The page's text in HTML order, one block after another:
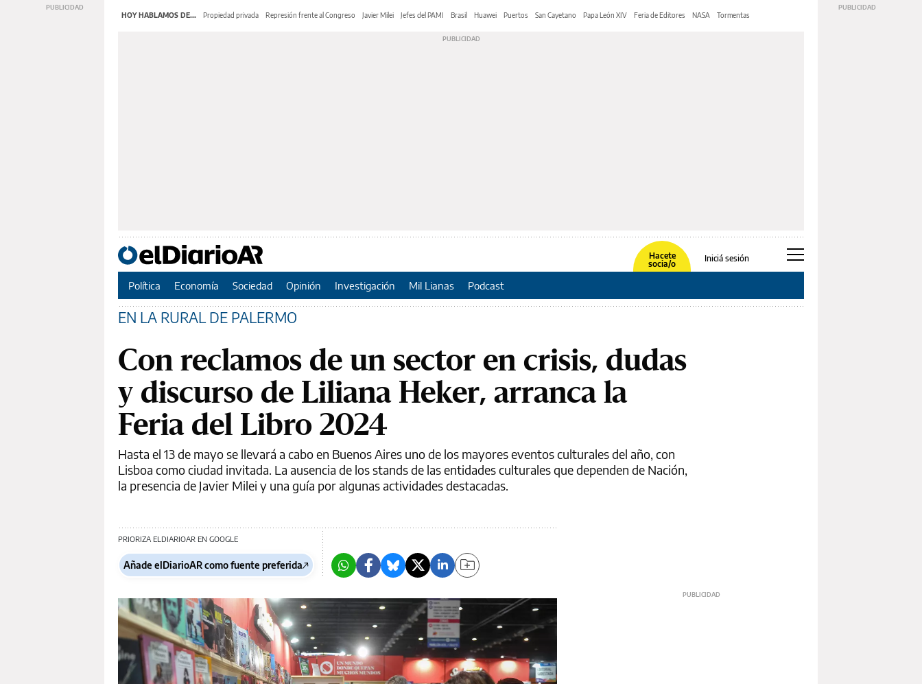
HOY HABLAMOS DE... Propiedad privada Represión frente al Congreso Javier Milei Jefes del PAMI Brasil Huawei Puertos San Cayetano Papa León XIV Feria de Editores NASA Tormentas
Hacete
socia/o
Iniciá sesión
Política Economía Sociedad Opinión Investigación Mil Lianas Podcast
EN LA RURAL DE PALERMO
Con reclamos de un sector en crisis, dudas
y discurso de Liliana Heker, arranca la
Feria del Libro 2024
Hasta el 13 de mayo se llevará a cabo en Buenos Aires uno de los mayores eventos culturales del año, con
Lisboa como ciudad invitada. La ausencia de los stands de las entidades culturales que dependen de Nación,
la presencia de Javier Milei y una guía por algunas actividades destacadas.
PRIORIZA ELDIARIOAR EN GOOGLE
Añade elDiarioAR como fuente preferida